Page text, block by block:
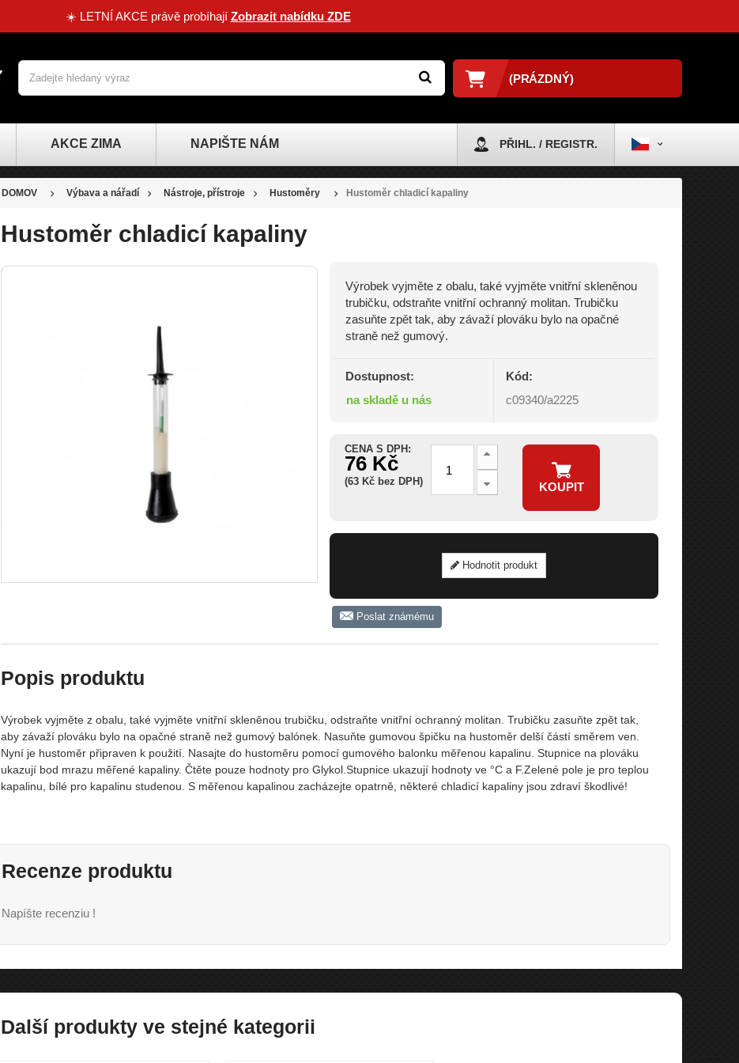
☀️ LETNÍ AKCE právě probíhají Zobrazit nabídku ZDE
(PRÁZDNÝ)
AKCE ZIMA NAPIŠTE NÁM PŘIHL. / REGISTR.
DOMOV Výbava a nářadí Nástroje, přístroje Hustoměry Hustoměr chladicí kapaliny
Hustoměr chladicí kapaliny
Výrobek vyjměte z obalu, také vyjměte vnitřní skleněnou
trubičku, odstraňte vnitřní ochranný molitan. Trubičku
zasuňte zpět tak, aby závaží plováku bylo na opačné
straně než gumový.
Dostupnost:
na skladě u nás
Kód:
c09340/a2225
CENA S DPH:
76 Kč
(63 Kč bez DPH) KOUPIT
Hodnotit produkt
Poslat známému
Popis produktu
Výrobek vyjměte z obalu, také vyjměte vnitřní skleněnou trubičku, odstraňte vnitřní ochranný molitan. Trubičku zasuňte zpět tak,
aby závaží plováku bylo na opačné straně než gumový balónek. Nasuňte gumovou špičku na hustoměr delší částí směrem ven.
Nyní je hustoměr připraven k použití. Nasajte do hustoměru pomocí gumového balonku měřenou kapalinu. Stupnice na plováku
ukazují bod mrazu měřené kapaliny. Čtěte pouze hodnoty pro Glykol.Stupnice ukazují hodnoty ve °C a F.Zelené pole je pro teplou
kapalinu, bílé pro kapalinu studenou. S měřenou kapalinou zacházejte opatrně, některé chladicí kapaliny jsou zdraví škodlivé!
Recenze produktu
Napíšte recenziu !
Další produkty ve stejné kategorii